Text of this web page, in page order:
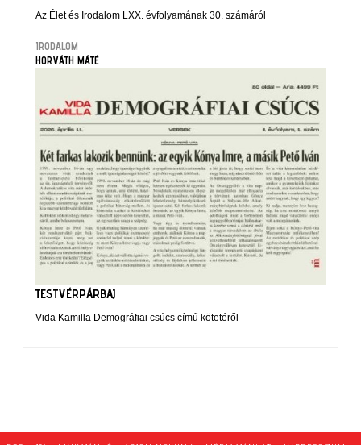
Az Élet és Irodalom LXX. évfolyamának 30. számáról
IRODALOM
HORVÁTH MÁTÉ
TESTVÉRPÁRBAJ
Vida Kamilla Demográfiai csúcs című kötetéről